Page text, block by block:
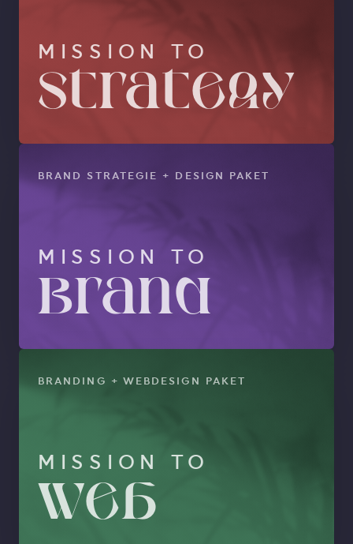
MISSION TO
Strategy
BRAND STRATEGIE + DESIGN PAKET
MISSION TO
Brand
BRANDING + WEBDESIGN PAKET
MISSION TO
Web